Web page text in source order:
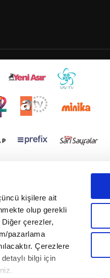
kişilere ait
olup gerekli
Diğer çerezler,
pazarlama
Çerezlere
bilgi için